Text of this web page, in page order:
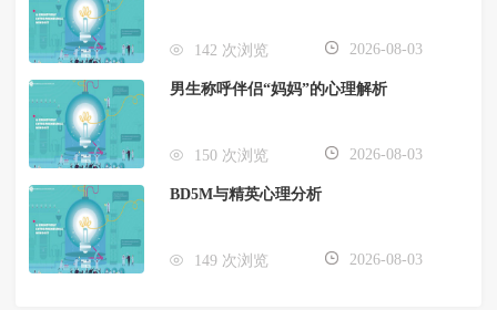
142 次浏览 2026-08-03
男生称呼伴侣“妈妈”的心理解析
150 次浏览 2026-08-03
BD5M与精英心理分析
149 次浏览 2026-08-03